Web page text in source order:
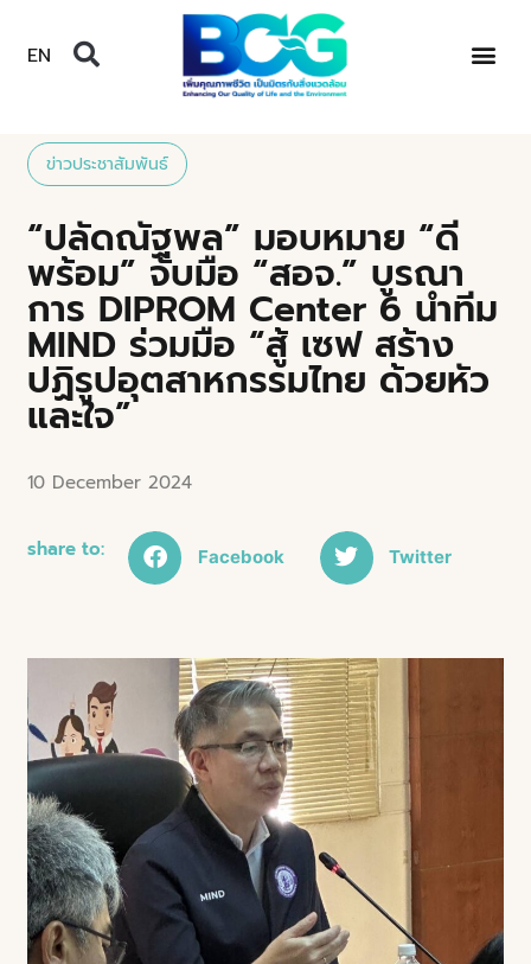
EN
ข่าวประชาสัมพันธ์
“ปลัดณัฐพล” มอบหมาย “ดี
พร้อม” จับมือ “สอจ.” บูรณา
การ DIPROM Center 6 นำทีม
MIND ร่วมมือ “สู้ เซฟ สร้าง
ปฏิรูปอุตสาหกรรมไทย ด้วยหัว
และใจ”
10 December 2024
share to: Facebook Twitter